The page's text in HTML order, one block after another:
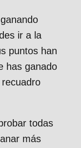
ir a la
puntos han
has ganado
todas
más